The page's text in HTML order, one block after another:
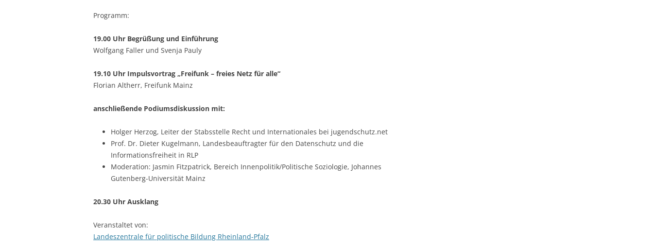
Programm:
19.00 Uhr Begrüßung und Einführung
Wolfgang Faller und Svenja Pauly
19.10 Uhr Impulsvortrag „Freifunk – freies Netz für alle“
Florian Altherr, Freifunk Mainz
anschließende Podiumsdiskussion mit:
Holger Herzog, Leiter der Stabsstelle Recht und Interna­tionales bei jugendschutz.net
Prof. Dr. Dieter Kugelmann, Landesbeauftragter für den Datenschutz und die
Informationsfreiheit in RLP
Moderation: Jasmin Fitzpatrick, Bereich Innenpolitik/Politische Soziologie, Johannes
Gutenberg-Universität Mainz
20.30 Uhr Ausklang
Veranstaltet von:
Landeszentrale für politische Bildung Rheinland-Pfalz